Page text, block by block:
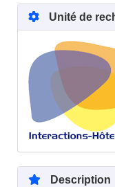
Unité de
Description